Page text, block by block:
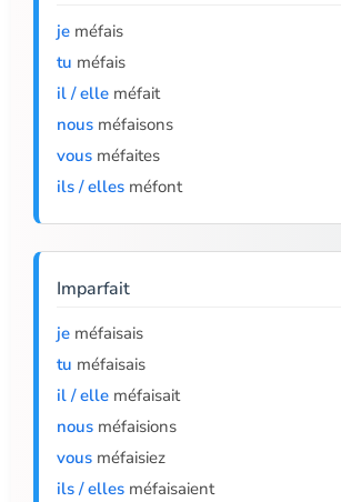
je méfais
tu méfais
il / elle méfait
nous méfaisons
vous méfaites
ils / elles méfont
Imparfait
je méfaisais
tu méfaisais
il / elle méfaisait
nous méfaisions
vous méfaisiez
ils / elles méfaisaient